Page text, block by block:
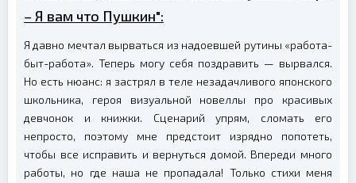
– Я вам что Пушкин":
Я давно мечтал вырваться из надоевшей рутины «работа-
быт-работа». Теперь могу себя поздравить — вырвался.
Но есть нюанс: я застрял в теле незадачливого японского
школьника, героя визуальной новеллы про красивых
девчонок и книжки. Сценарий упрям, сломать его
непросто, поэтому мне предстоит изрядно попотеть,
чтобы все исправить и вернуться домой. Впереди много
работы, но где наша не пропадала! Только стихи меня